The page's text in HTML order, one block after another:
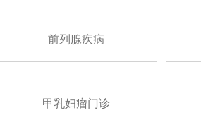
前列腺疾病
甲乳妇瘤门诊